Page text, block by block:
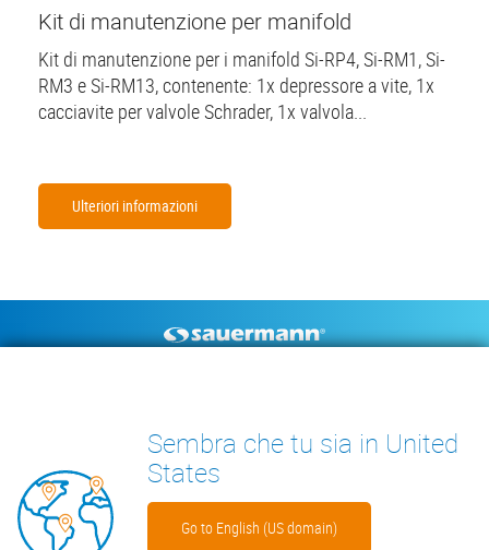
Kit di manutenzione per manifold
Kit di manutenzione per i manifold Si-RP4, Si-RM1, Si-
RM3 e Si-RM13, contenente: 1x depressore a vite, 1x
cacciavite per valvole Schrader, 1x valvola...
Ulteriori informazioni
DOCUMENTAZIONE TECNICA
CONTATTO
Sembra che tu sia in United
States
Go to English (US domain)